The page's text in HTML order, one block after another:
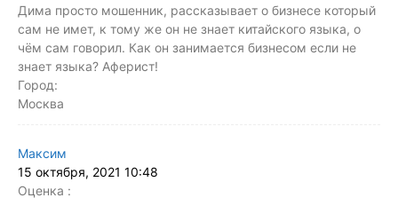
Дима просто мошенник, рассказывает о бизнесе который
сам не имет, к тому же он не знает китайского языка, о
чём сам говорил. Как он занимается бизнесом если не
знает языка? Аферист!
Город:
Москва
Максим
15 октября, 2021 10:48
Оценка :